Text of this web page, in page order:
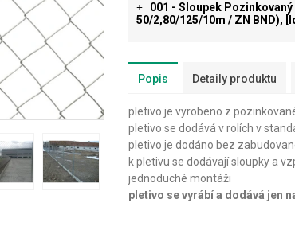
+
001 - Sloupek
50/2,80/125/10m / ZN BND),
Popis Detaily produktu
pletivo je vyrobeno z
pletivo se dodává v rolích v
pletivo je dodáno bez
k pletivu se dodávají sloupky a
jednoduché montáži
pletivo se vyrábí a dodává jen